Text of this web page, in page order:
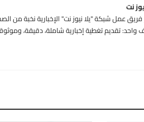
نت
عمل شبكة "يلا نيوز نت" الإخبارية نخبة من
تقديم تغطية إخبارية شاملة، دقيقة،